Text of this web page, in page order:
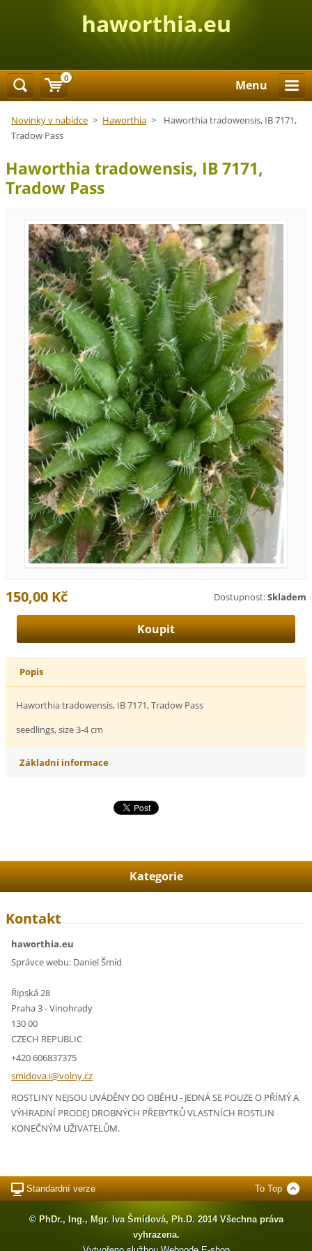
haworthia.eu
Menu
Novinky v nabídce > Haworthia >
Haworthia tradowensis, IB 7171,
Tradow Pass
Haworthia tradowensis, IB 7171,
Tradow Pass
Dostupnost:Skladem
150,00 Kč
Popis
Haworthia tradowensis, IB 7171, Tradow Pass
seedlings, size 3-4 cm
Základní informace
Kategorie
Kontakt
haworthia.eu
Správce webu: Daniel Šmíd
Řipská 28
Praha 3 - Vinohrady
130 00
CZECH REPUBLIC
+420 606837375
smidova.i@volny.cz
ROSTLINY NEJSOU UVÁDĚNY DO OBĚHU - JEDNÁ SE POUZE O PŘÍMÝ A
VÝHRADNÍ PRODEJ DROBNÝCH PŘEBYTKŮ VLASTNÍCH ROSTLIN
KONEČNÝM UŽIVATELŮM.
Standardní verze To Top
© PhDr., Ing., Mgr. Iva Šmídová, Ph.D. 2014 Všechna práva
vyhrazena.
0